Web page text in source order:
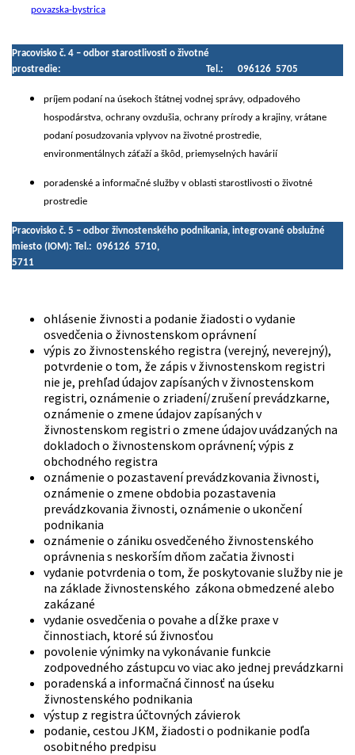
povazska-bystrica
Pracovisko č. 4 – odbor starostlivosti o životné
prostredie: Tel.: 096126 5705
príjem podaní na úsekoch štátnej vodnej správy, odpadového
hospodárstva, ochrany ovzdušia, ochrany prírody a krajiny, vrátane
podaní posudzovania vplyvov na životné prostredie,
environmentálnych záťaží a škôd, priemyselných havárií
poradenské a informačné služby v oblasti starostlivosti o životné
prostredie
Pracovisko č. 5 – odbor živnostenského podnikania, integrované obslužné
miesto (IOM): Tel.: 096126 5710,
5711
ohlásenie živnosti a podanie žiadosti o vydanie
osvedčenia o živnostenskom oprávnení
výpis zo živnostenského registra (verejný, neverejný),
potvrdenie o tom, že zápis v živnostenskom registri
nie je, prehľad údajov zapísaných v živnostenskom
registri, oznámenie o zriadení/zrušení prevádzkarne,
oznámenie o zmene údajov zapísaných v
živnostenskom registri o zmene údajov uvádzaných na
dokladoch o živnostenskom oprávnení; výpis z
obchodného registra
oznámenie o pozastavení prevádzkovania živnosti,
oznámenie o zmene obdobia pozastavenia
prevádzkovania živnosti, oznámenie o ukončení
podnikania
oznámenie o zániku osvedčeného živnostenského
oprávnenia s neskorším dňom začatia živnosti
vydanie potvrdenia o tom, že poskytovanie služby nie je
na základe živnostenského zákona obmedzené alebo
zakázané
vydanie osvedčenia o povahe a dĺžke praxe v
činnostiach, ktoré sú živnosťou
povolenie výnimky na vykonávanie funkcie
zodpovedného zástupcu vo viac ako jednej prevádzkarni
poradenská a informačná činnosť na úseku
živnostenského podnikania
výstup z registra účtovných závierok
podanie, cestou JKM, žiadosti o podnikanie podľa
osobitného predpisu